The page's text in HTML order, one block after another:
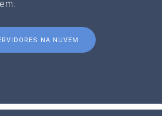
NA NUVEM